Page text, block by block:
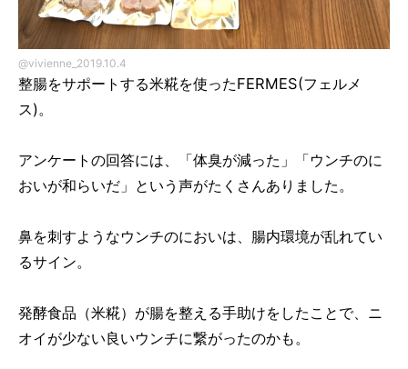
@vivienne_2019.10.4
整腸をサポートする米糀を使ったFERMES(フェルメ
ス)。
アンケートの回答には、「体臭が減った」「ウンチのに
おいが和らいだ」という声がたくさんありました。
鼻を刺すようなウンチのにおいは、腸内環境が乱れてい
るサイン。
発酵食品（米糀）が腸を整える手助けをしたことで、ニ
オイが少ない良いウンチに繋がったのかも。